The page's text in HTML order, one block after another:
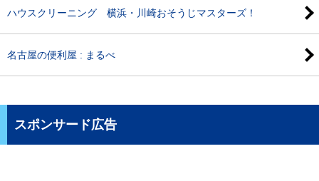
ハウスクリーニング 横浜・川崎おそうじマスターズ！
名古屋の便利屋 : まるべ
スポンサード広告